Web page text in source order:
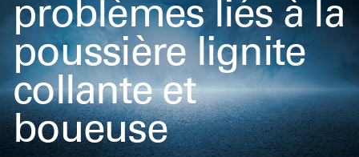
problèmes liés à la
poussière lignite
collante et
boueuse